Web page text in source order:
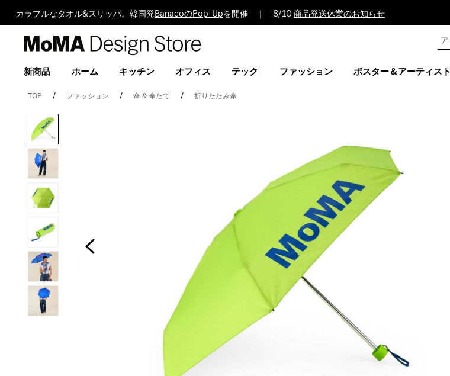
カラフルなタオル&スリッパ。韓国発 BanacoのPop-Upを開催 ｜ 8/10 商品発送休業のお知らせ
Design
新商品 ホーム キッチン オフィス テック ファッション ポスター＆アーティスト
TOP ファッション 傘 & 傘たて 折りたたみ傘